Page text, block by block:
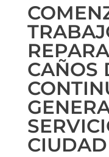
CAÑOS
CIUDAD